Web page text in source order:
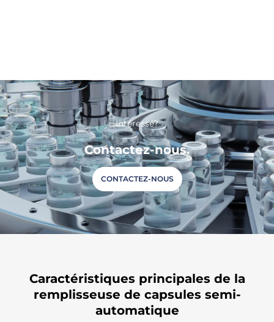
Intéressé?
Contactez-nous.
CONTACTEZ-NOUS
Caractéristiques principales de la
remplisseuse de capsules semi-
automatique